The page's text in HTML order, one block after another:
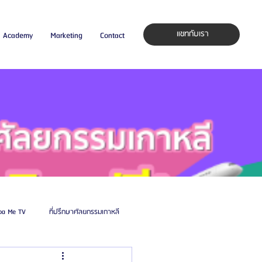
Academy Marketing Contact แชทกับเรา
Me TV ที่ปรึกษาศัลยกรรมเกาหลี
ศัลยแพทย์ ประเทศเกาหลี